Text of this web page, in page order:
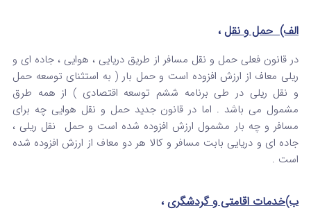
الف) حمل و نقل ،
در قانون فعلی حمل و نقل مسافر از طریق دریایی ، هوایی ، جاده ای و
ریلی معاف از ارزش افزوده است و حمل بار ( به استثنای توسعه حمل
و نقل ریلی در طی برنامه ششم توسعه اقتصادی ) از همه طرق
مشمول می باشد . اما در قانون جدید حمل و نقل هوایی چه برای
مسافر و چه بار مشمول ارزش افزوده شده است و حمل نقل ریلی ،
جاده ای و دریایی بابت مسافر و کالا هر دو معاف از ارزش افزوده شده
است .
ب)خدمات اقامتی و گردشگری،